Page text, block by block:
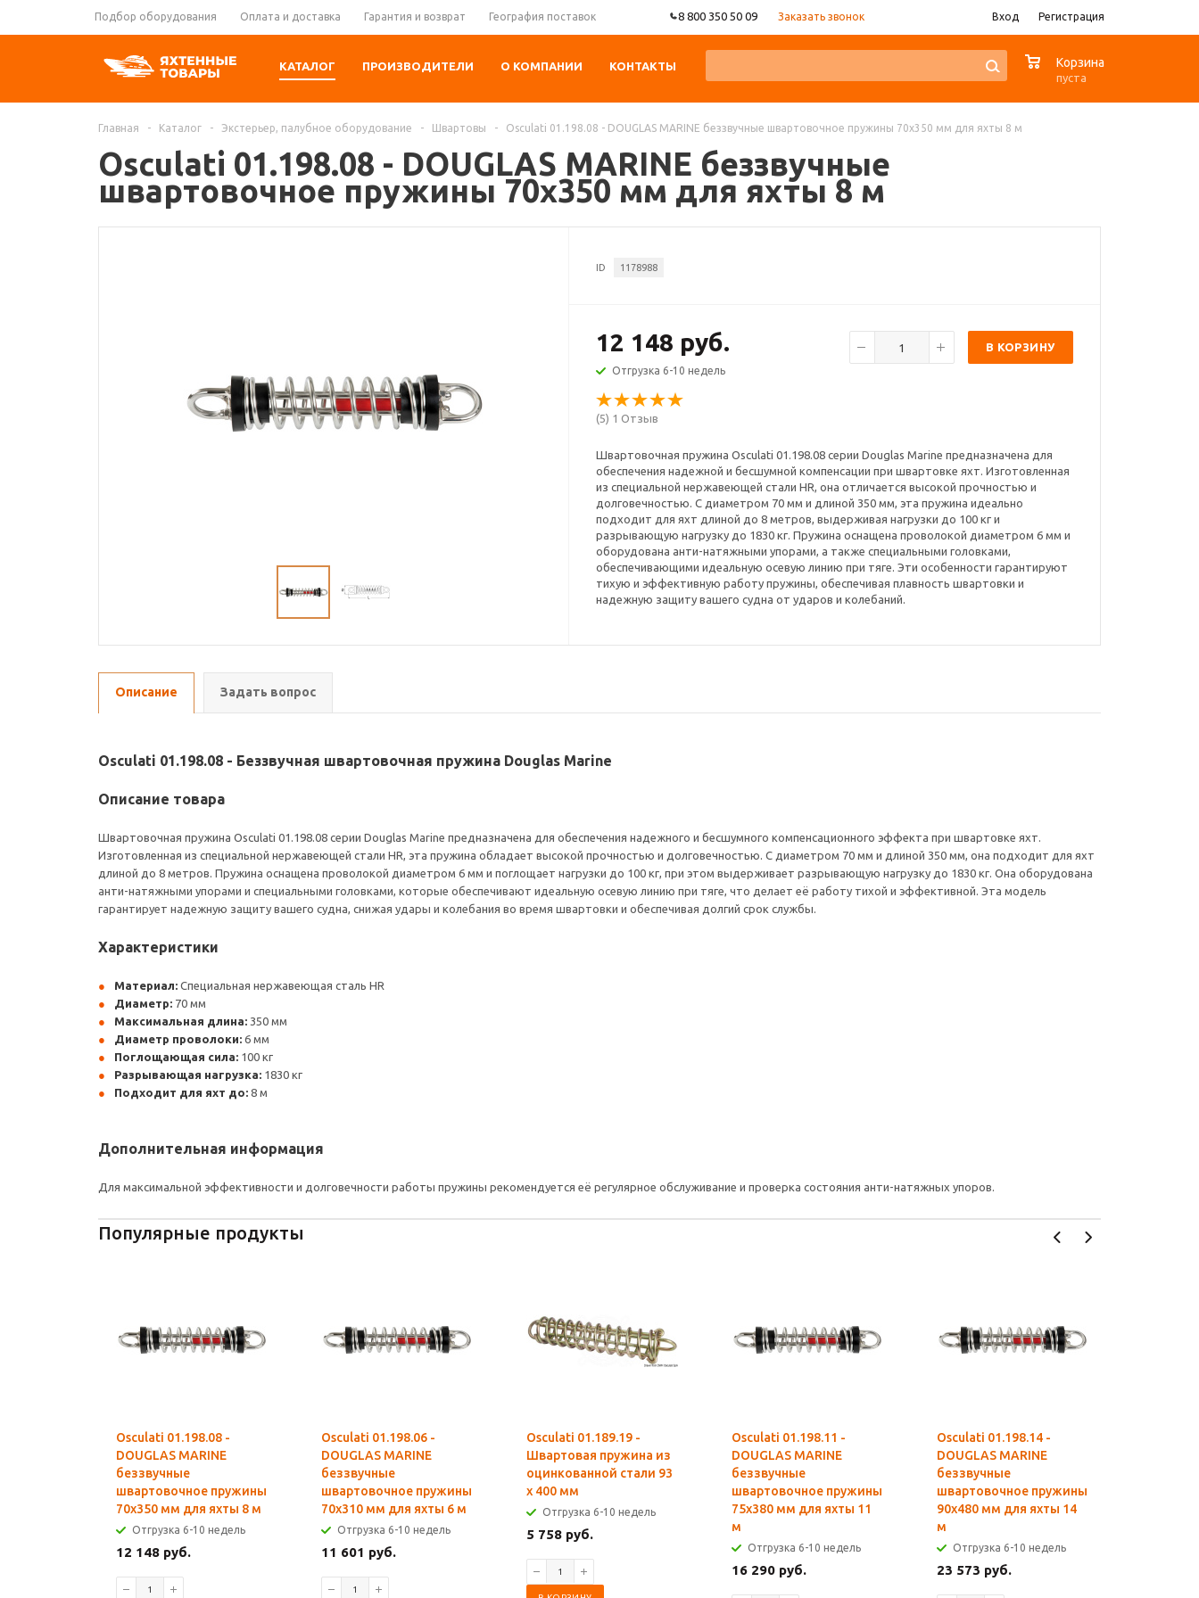
Подбор оборудования Оплата и доставка Гарантия и возврат География поставок 8 800 350 50 09 Заказать звонок Вход Регистрация
КАТАЛОГ ПРОИЗВОДИТЕЛИ О КОМПАНИИ КОНТАКТЫ Корзина
пуста
Главная - Каталог - Экстерьер, палубное оборудование - Швартовы - Osculati 01.198.08 - DOUGLAS MARINE беззвучные швартовочное пружины 70x350 мм для яхты 8 м
Osculati 01.198.08 - DOUGLAS MARINE беззвучные
швартовочное пружины 70x350 мм для яхты 8 м
ID 1178988
12 148 руб.
Отгрузка 6-10 недель
(5) 1 Отзыв
В КОРЗИНУ
Швартовочная пружина Osculati 01.198.08 серии Douglas Marine предназначена для
обеспечения надежной и бесшумной компенсации при швартовке яхт. Изготовленная
из специальной нержавеющей стали HR, она отличается высокой прочностью и
долговечностью. С диаметром 70 мм и длиной 350 мм, эта пружина идеально
подходит для яхт длиной до 8 метров, выдерживая нагрузки до 100 кг и
разрывающую нагрузку до 1830 кг. Пружина оснащена проволокой диаметром 6 мм и
оборудована анти-натяжными упорами, а также специальными головками,
обеспечивающими идеальную осевую линию при тяге. Эти особенности гарантируют
тихую и эффективную работу пружины, обеспечивая плавность швартовки и
надежную защиту вашего судна от ударов и колебаний.
Описание Задать вопрос
Osculati 01.198.08 - Беззвучная швартовочная пружина Douglas Marine
Описание товара
Швартовочная пружина Osculati 01.198.08 серии Douglas Marine предназначена для обеспечения надежного и бесшумного компенсационного эффекта при швартовке яхт.
Изготовленная из специальной нержавеющей стали HR, эта пружина обладает высокой прочностью и долговечностью. С диаметром 70 мм и длиной 350 мм, она подходит для яхт
длиной до 8 метров. Пружина оснащена проволокой диаметром 6 мм и поглощает нагрузки до 100 кг, при этом выдерживает разрывающую нагрузку до 1830 кг. Она оборудована
анти-натяжными упорами и специальными головками, которые обеспечивают идеальную осевую линию при тяге, что делает её работу тихой и эффективной. Эта модель
гарантирует надежную защиту вашего судна, снижая удары и колебания во время швартовки и обеспечивая долгий срок службы.
Характеристики
Материал: Специальная нержавеющая сталь HR
Диаметр: 70 мм
Максимальная длина: 350 мм
Диаметр проволоки: 6 мм
Поглощающая сила: 100 кг
Разрывающая нагрузка: 1830 кг
Подходит для яхт до: 8 м
Дополнительная информация
Для максимальной эффективности и долговечности работы пружины рекомендуется её регулярное обслуживание и проверка состояния анти-натяжных упоров.
Популярные продукты
Osculati 01.198.08 -
DOUGLAS MARINE
беззвучные
швартовочное пружины
70x350 мм для яхты 8 м
Отгрузка 6-10 недель
12 148 руб.
Osculati 01.198.06 -
DOUGLAS MARINE
беззвучные
швартовочное пружины
70x310 мм для яхты 6 м
Отгрузка 6-10 недель
11 601 руб.
Osculati 01.189.19 -
Швартовая пружина из
оцинкованной стали 93
x 400 мм
Отгрузка 6-10 недель
5 758 руб.
Osculati 01.198.11 -
DOUGLAS MARINE
беззвучные
швартовочное пружины
75x380 мм для яхты 11
м
Отгрузка 6-10 недель
16 290 руб.
Osculati 01.198.14 -
DOUGLAS MARINE
беззвучные
швартовочное пружины
90x480 мм для яхты 14
м
Отгрузка 6-10 недель
23 573 руб.